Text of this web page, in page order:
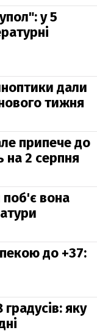
у 5
дали
тижня
припече до
на 2 серпня
поб'є вона
до +37:
яку